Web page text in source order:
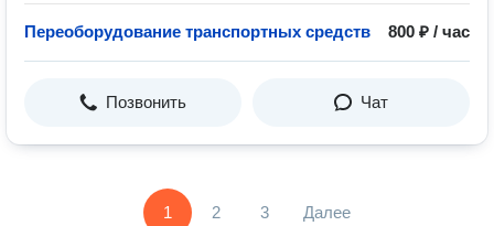
Переоборудование транспортных средств 800 ₽ / час
Позвонить Чат
1 2 3 Далее